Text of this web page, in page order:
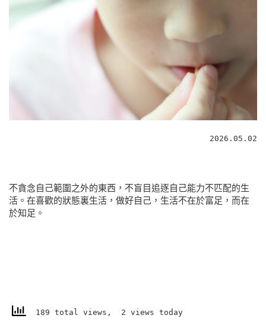
2026.05.02
不貪念自己範圍之外的東西，不盲目追逐自己能力不匹配的生
活。在喜歡的狀態裏生活，做好自己，生活不在於富足，而在
於知足。
189 total views, 2 views today